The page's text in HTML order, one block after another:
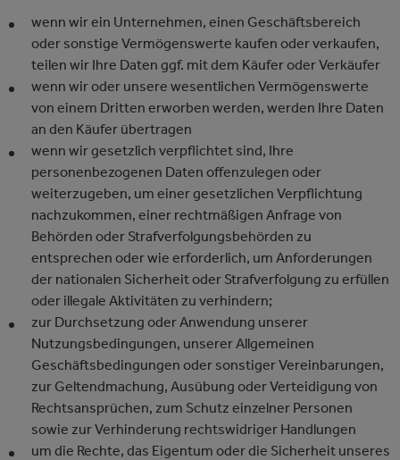
wenn wir ein Unternehmen, einen Geschäftsbereich
oder sonstige Vermögenswerte kaufen oder verkaufen,
teilen wir Ihre Daten ggf. mit dem Käufer oder Verkäufer
wenn wir oder unsere wesentlichen Vermögenswerte
von einem Dritten erworben werden, werden Ihre Daten
an den Käufer übertragen
wenn wir gesetzlich verpflichtet sind, Ihre
personenbezogenen Daten offenzulegen oder
weiterzugeben, um einer gesetzlichen Verpflichtung
nachzukommen, einer rechtmäßigen Anfrage von
Behörden oder Strafverfolgungsbehörden zu
entsprechen oder wie erforderlich, um Anforderungen
der nationalen Sicherheit oder Strafverfolgung zu erfüllen
oder illegale Aktivitäten zu verhindern;
zur Durchsetzung oder Anwendung unserer
Nutzungsbedingungen, unserer Allgemeinen
Geschäftsbedingungen oder sonstiger Vereinbarungen,
zur Geltendmachung, Ausübung oder Verteidigung von
Rechtsansprüchen, zum Schutz einzelner Personen
sowie zur Verhinderung rechtswidriger Handlungen
um die Rechte, das Eigentum oder die Sicherheit unseres